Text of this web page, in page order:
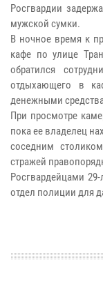
Росгвардии
мужской сумки.
В ночное время к
кафе по улице
обратился
отдыхающего в
денежными
При просмотре
пока ее владелец
соседним
стражей
Росгвардейцами
отдел полиции для